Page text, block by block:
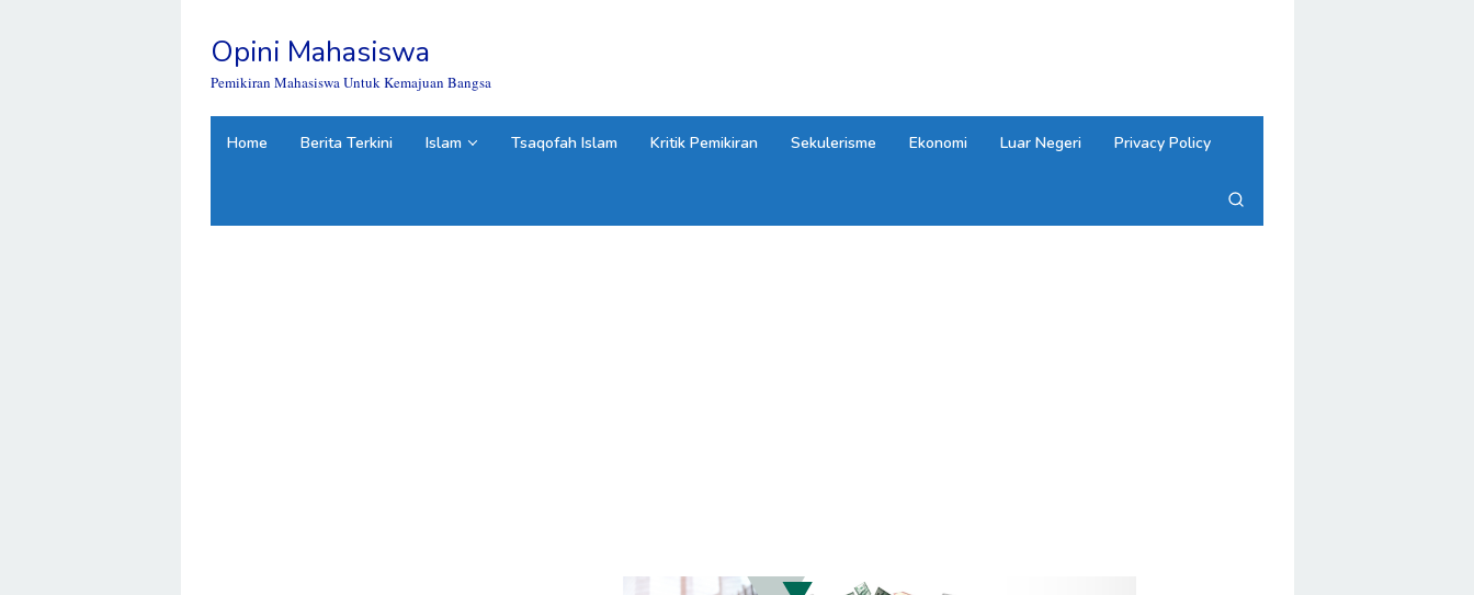
contentOpini Mahasiswa
Pemikiran Mahasiswa Untuk Kemajuan Bangsa
Home Berita Terkini Islam Tsaqofah Islam Kritik Pemikiran Sekulerisme Ekonomi Luar Negeri Privacy Policy